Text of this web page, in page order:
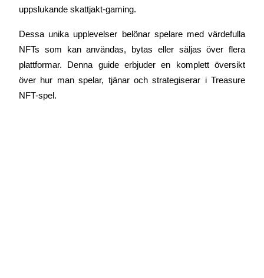
COIN-M Futures
Futures för kryptovaluta
uppslukande skattjakt-gaming.
Dessa unika upplevelser belönar spelare med värdefulla
NFTs som kan användas, bytas eller säljas över flera
plattformar. Denna guide erbjuder en komplett översikt
över hur man spelar, tjänar och strategiserar i Treasure
NFT-spel.